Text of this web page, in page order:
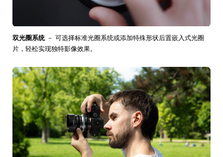
双光圈系统－ 可选择标准光圈系统或添加特殊形状后置嵌入式光圈
片，轻松实现独特影像效果。